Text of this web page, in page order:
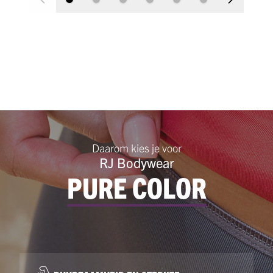
Daarom kies je voor
RJ Bodywear
PURE COLOR